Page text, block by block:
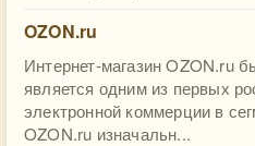
OZON.ru
Интернет-магазин OZON.ru
является одним из первых
электронной коммерции в
OZON.ru изначальн...